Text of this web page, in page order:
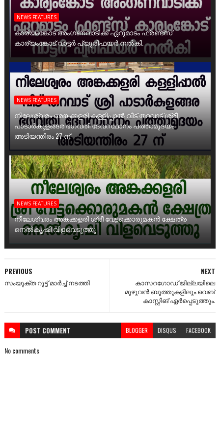
NEWS FEATURES
കാര്യംങ്കോട് അംഗണവാടിക്ക് ഏറുമാടം ഫ്രണ്ട്സ്
കാര്യംങ്കോട് വാട്ടർ പ്യൂരിഫയർ നൽകി.
NEWS FEATURES
നീലേശ്വരം അങ്കക്കളരി കള്ളിപ്പാൽ വീട് തറവാട് ശ്രീ
പാടാർകുളങ്ങര ഭഗവതി ദേവസ്ഥാനം പത്താമുദയം
അടിയന്തിരം 27 ന്
NEWS FEATURES
നീലേശ്വരം അങ്കക്കളരി ശ്രീ വേട്ടക്കൊരുമകൻ ക്ഷേത്ര
നെൽകൃഷി വിളവെടുത്തു
NEXT
കാസറഗോഡ് ജില്ലയിലെ
മുഴുവൻ ബൂത്തുകളിലും വെബ്
കാസ്റ്റിങ് ഏർപ്പെടുത്തും.
PREVIOUS
സംയുക്ത റൂട്ട് മാർച്ച്‌ നടത്തി
POST COMMENT BLOGGER DISQUS FACEBOOK
No comments